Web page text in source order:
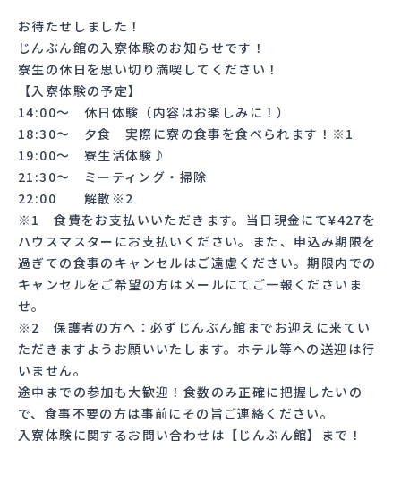
お待たせしました！
じんぶん館の入寮体験のお知らせです！
寮生の休日を思い切り満喫してください！
【入寮体験の予定】
14:00〜 休日体験（内容はお楽しみに！）
18:30〜 夕食 実際に寮の食事を食べられます！※1
19:00〜 寮生活体験♪
21:30〜 ミーティング・掃除
22:00 解散※2
※1 食費をお支払いいただきます。当日現金にて¥427を
ハウスマスターにお支払いください。また、申込み期限を
過ぎての食事のキャンセルはご遠慮ください。期限内での
キャンセルをご希望の方はメールにてご一報くださいま
せ。
※2 保護者の方へ：必ずじんぶん館までお迎えに来てい
ただきますようお願いいたします。ホテル等への送迎は行
いません。
途中までの参加も大歓迎！食数のみ正確に把握したいの
で、食事不要の方は事前にその旨ご連絡ください。
入寮体験に関するお問い合わせは【じんぶん館】まで！